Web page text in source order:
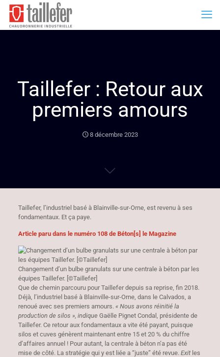
Taillefer : Retour aux
premiers amours
8 décembre 2023
Taillefer, l’industriel basé à Blainville-sur-Orne, est revenu à ses
fondamentaux. Et ça paye.
Article paru dans le numéro 108 de Béton[s] le Magazine
Changement d’un bulbe granulats sur une centrale à béton par les
équipes Taillefer. [©Taillefer]
Que de chemin parcouru pour Taillefer depuis sa reprise, fin 2018.
Déjà, l’industriel basé à Blainville-sur-Orne, dans le Calvados, a
renoué avec ses premiers amours. « Nous avons réinitié la
production de silos », indique Gaëlle Pignet Condal, présidente de
Taillefer. Ce retour aux fondamentaux a vite été payant, puisque
silos et cuves génèrent maintenant entre 15 et 20 % du chiffre
d’affaires annuel ! Pour autant, la centrale à béton n’a pas été
mise de côté. La stratégie qui y est liée a “juste” été revue. Exitles